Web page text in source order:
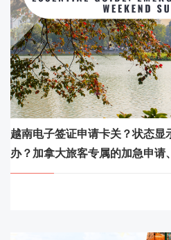
越南电子签证申请卡关？状态
办？加拿大旅客专属的加急申请